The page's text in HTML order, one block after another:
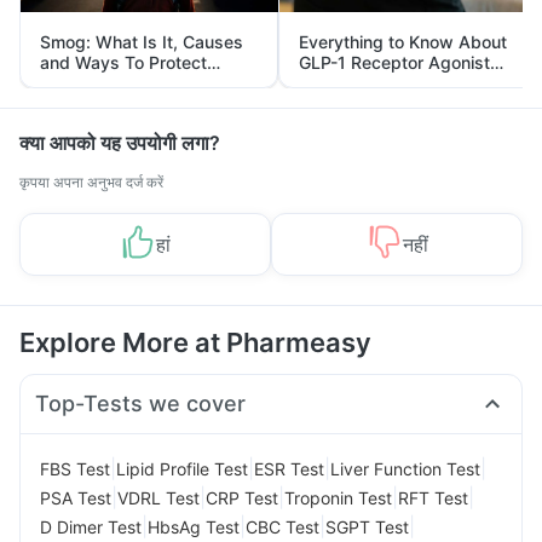
Smog: What Is It, Causes
and Ways To Protect
Yourself From It
Everything to Know About
GLP-1 Receptor Agonist
and Its Role in Weight
Management
क्या आपको यह उपयोगी लगा?
कृपया अपना अनुभव दर्ज करें
हां नहीं
Explore More at Pharmeasy
Top-Tests we cover
FBS Test Lipid Profile Test ESR Test Liver Function Test
PSA Test VDRL Test CRP Test Troponin Test RFT Test
D Dimer Test HbsAg Test CBC Test SGPT Test